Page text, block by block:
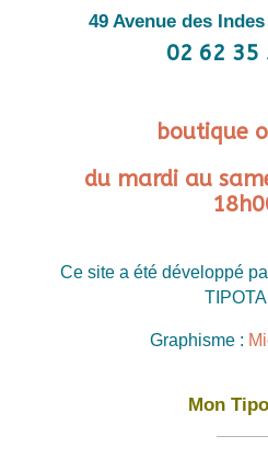
49 Avenue des
02 62 35
boutique
du mardi au
Ce site a été développé
Graphisme :
Mon